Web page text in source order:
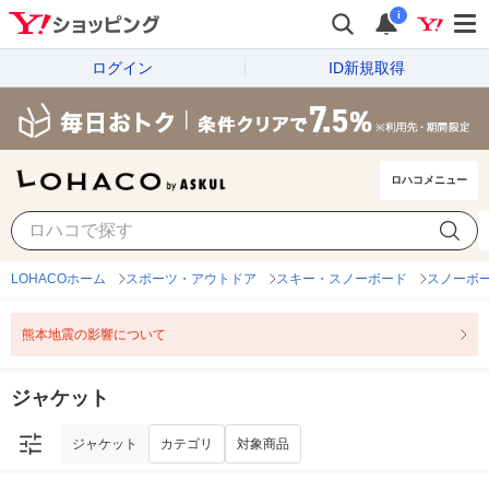
i
ログイン ID新規取得
ロハコメニュー
ジャケット
LOHACOホーム スポーツ・アウトドア スキー・スノーボード スノーボ
熊本地震の影響について
ジャケット
ジャケット カテゴリ 対象商品